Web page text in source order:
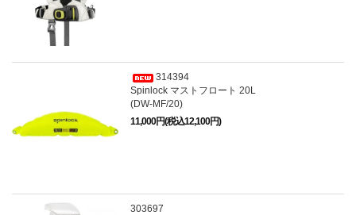
314394
Spinlock マストフロート 20L
(DW-MF/20)
11,000円(税込12,100円)
303697